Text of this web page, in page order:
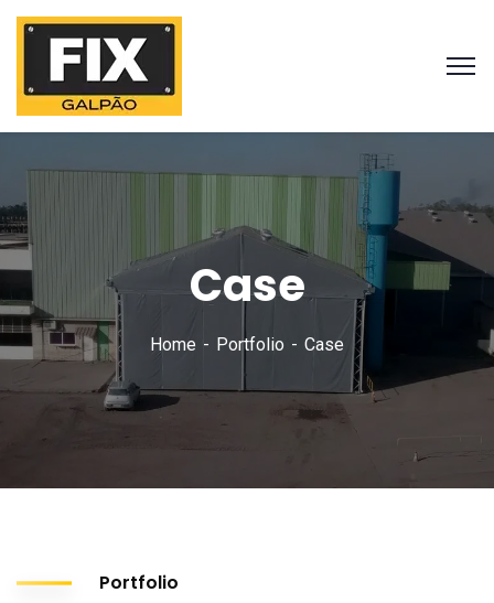
Case
Home Portfolio Case
Portfolio